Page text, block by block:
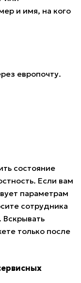
и имя, на кого
европочту.
состояние
Если вам
параметрам
сотрудника
Вскрывать
только после